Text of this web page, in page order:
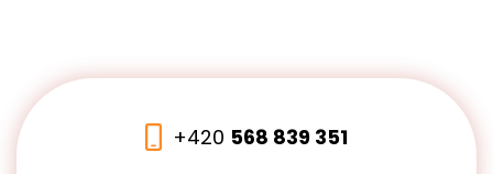
+420 568 839 351